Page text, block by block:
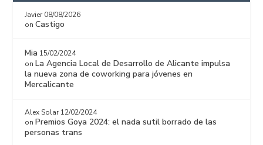
Javier 08/08/2026
onCastigo
Mia 15/02/2024
on La Agencia Local de Desarrollo de Alicante impulsa
la nueva zona de coworking para jóvenes en
Mercalicante
Alex Solar 12/02/2024
on Premios Goya 2024: el nada sutil borrado de las
personas trans